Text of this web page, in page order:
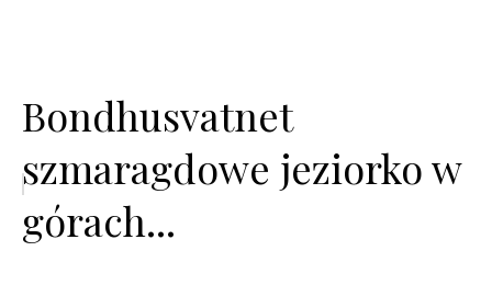
Bondhusvatnet
szmaragdowe jeziorko w
górach...